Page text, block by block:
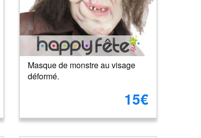
Masque de monstre au visage
déformé.
15€